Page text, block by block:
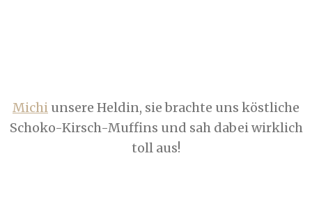
Michi unsere Heldin, sie brachte uns köstliche
Schoko-Kirsch-Muffins und sah dabei wirklich
toll aus!